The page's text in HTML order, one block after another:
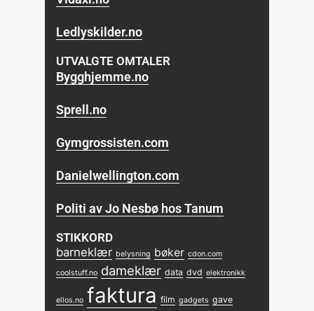
Ledlyskilder.no
UTVALGTE OMTALER
Bygghjemme.no
Sprell.no
Gymgrossisten.com
Danielwellington.com
Politi av Jo Nesbø hos Tanum
STIKKORD
barneklær belysning bøker cdon.com
coolstuff.no dameklær data dvd elektronikk
ellos.no faktura film gadgets gave